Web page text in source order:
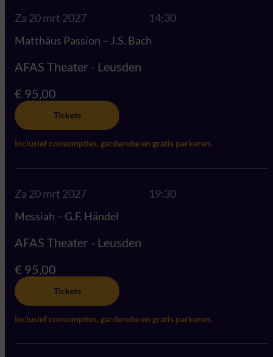
Za 20 mrt 2027
14:30
Matthäus Passion – J.S. Bach
AFAS Theater - Leusden
€ 95,00
Tickets
Inclusief consumpties, garderobe en gratis parkeren.
Za 20 mrt 2027
19:30
Messiah – G.F. Händel
AFAS Theater - Leusden
€ 95,00
Tickets
Inclusief consumpties, garderobe en gratis parkeren.